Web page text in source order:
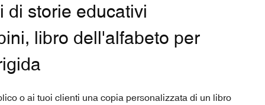
di storie educativi
libro dell'alfabeto per
o ai tuoi clienti una copia personalizzata di un libro